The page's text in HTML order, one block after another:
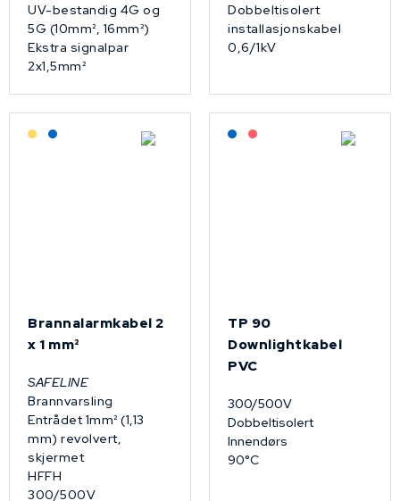
UV-bestandig 4G og
5G (10mm², 16mm²)
Ekstra signalpar
2x1,5mm²
Dobbeltisolert
installasjonskabel
0,6/1kV
Lagerført: Grossist
Lagerført: NEK Kabel
Brannalarmkabel 2
x 1 mm²
SAFELINE
Brannvarsling
Entrådet 1mm² (1,13
mm) revolvert,
skjermet
HFFH
300/500V
Lagerført: NEK Kabel
På forespørsel
TP 90
Downlightkabel
PVC
300/500V
Dobbeltisolert
Innendørs
90°C